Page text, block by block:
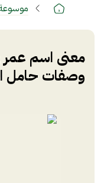
معنى اسم عمر
وصفات حامل